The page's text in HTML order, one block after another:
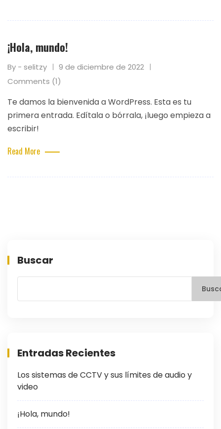
¡Hola, mundo!
By - selitzy
9 de diciembre de 2022
Comments (1)
Te damos la bienvenida a WordPress. Esta es tu
primera entrada. Edítala o bórrala, ¡luego empieza a
escribir!
Read More
Buscar
Entradas Recientes
Los sistemas de CCTV y sus límites de audio y
video
¡Hola, mundo!